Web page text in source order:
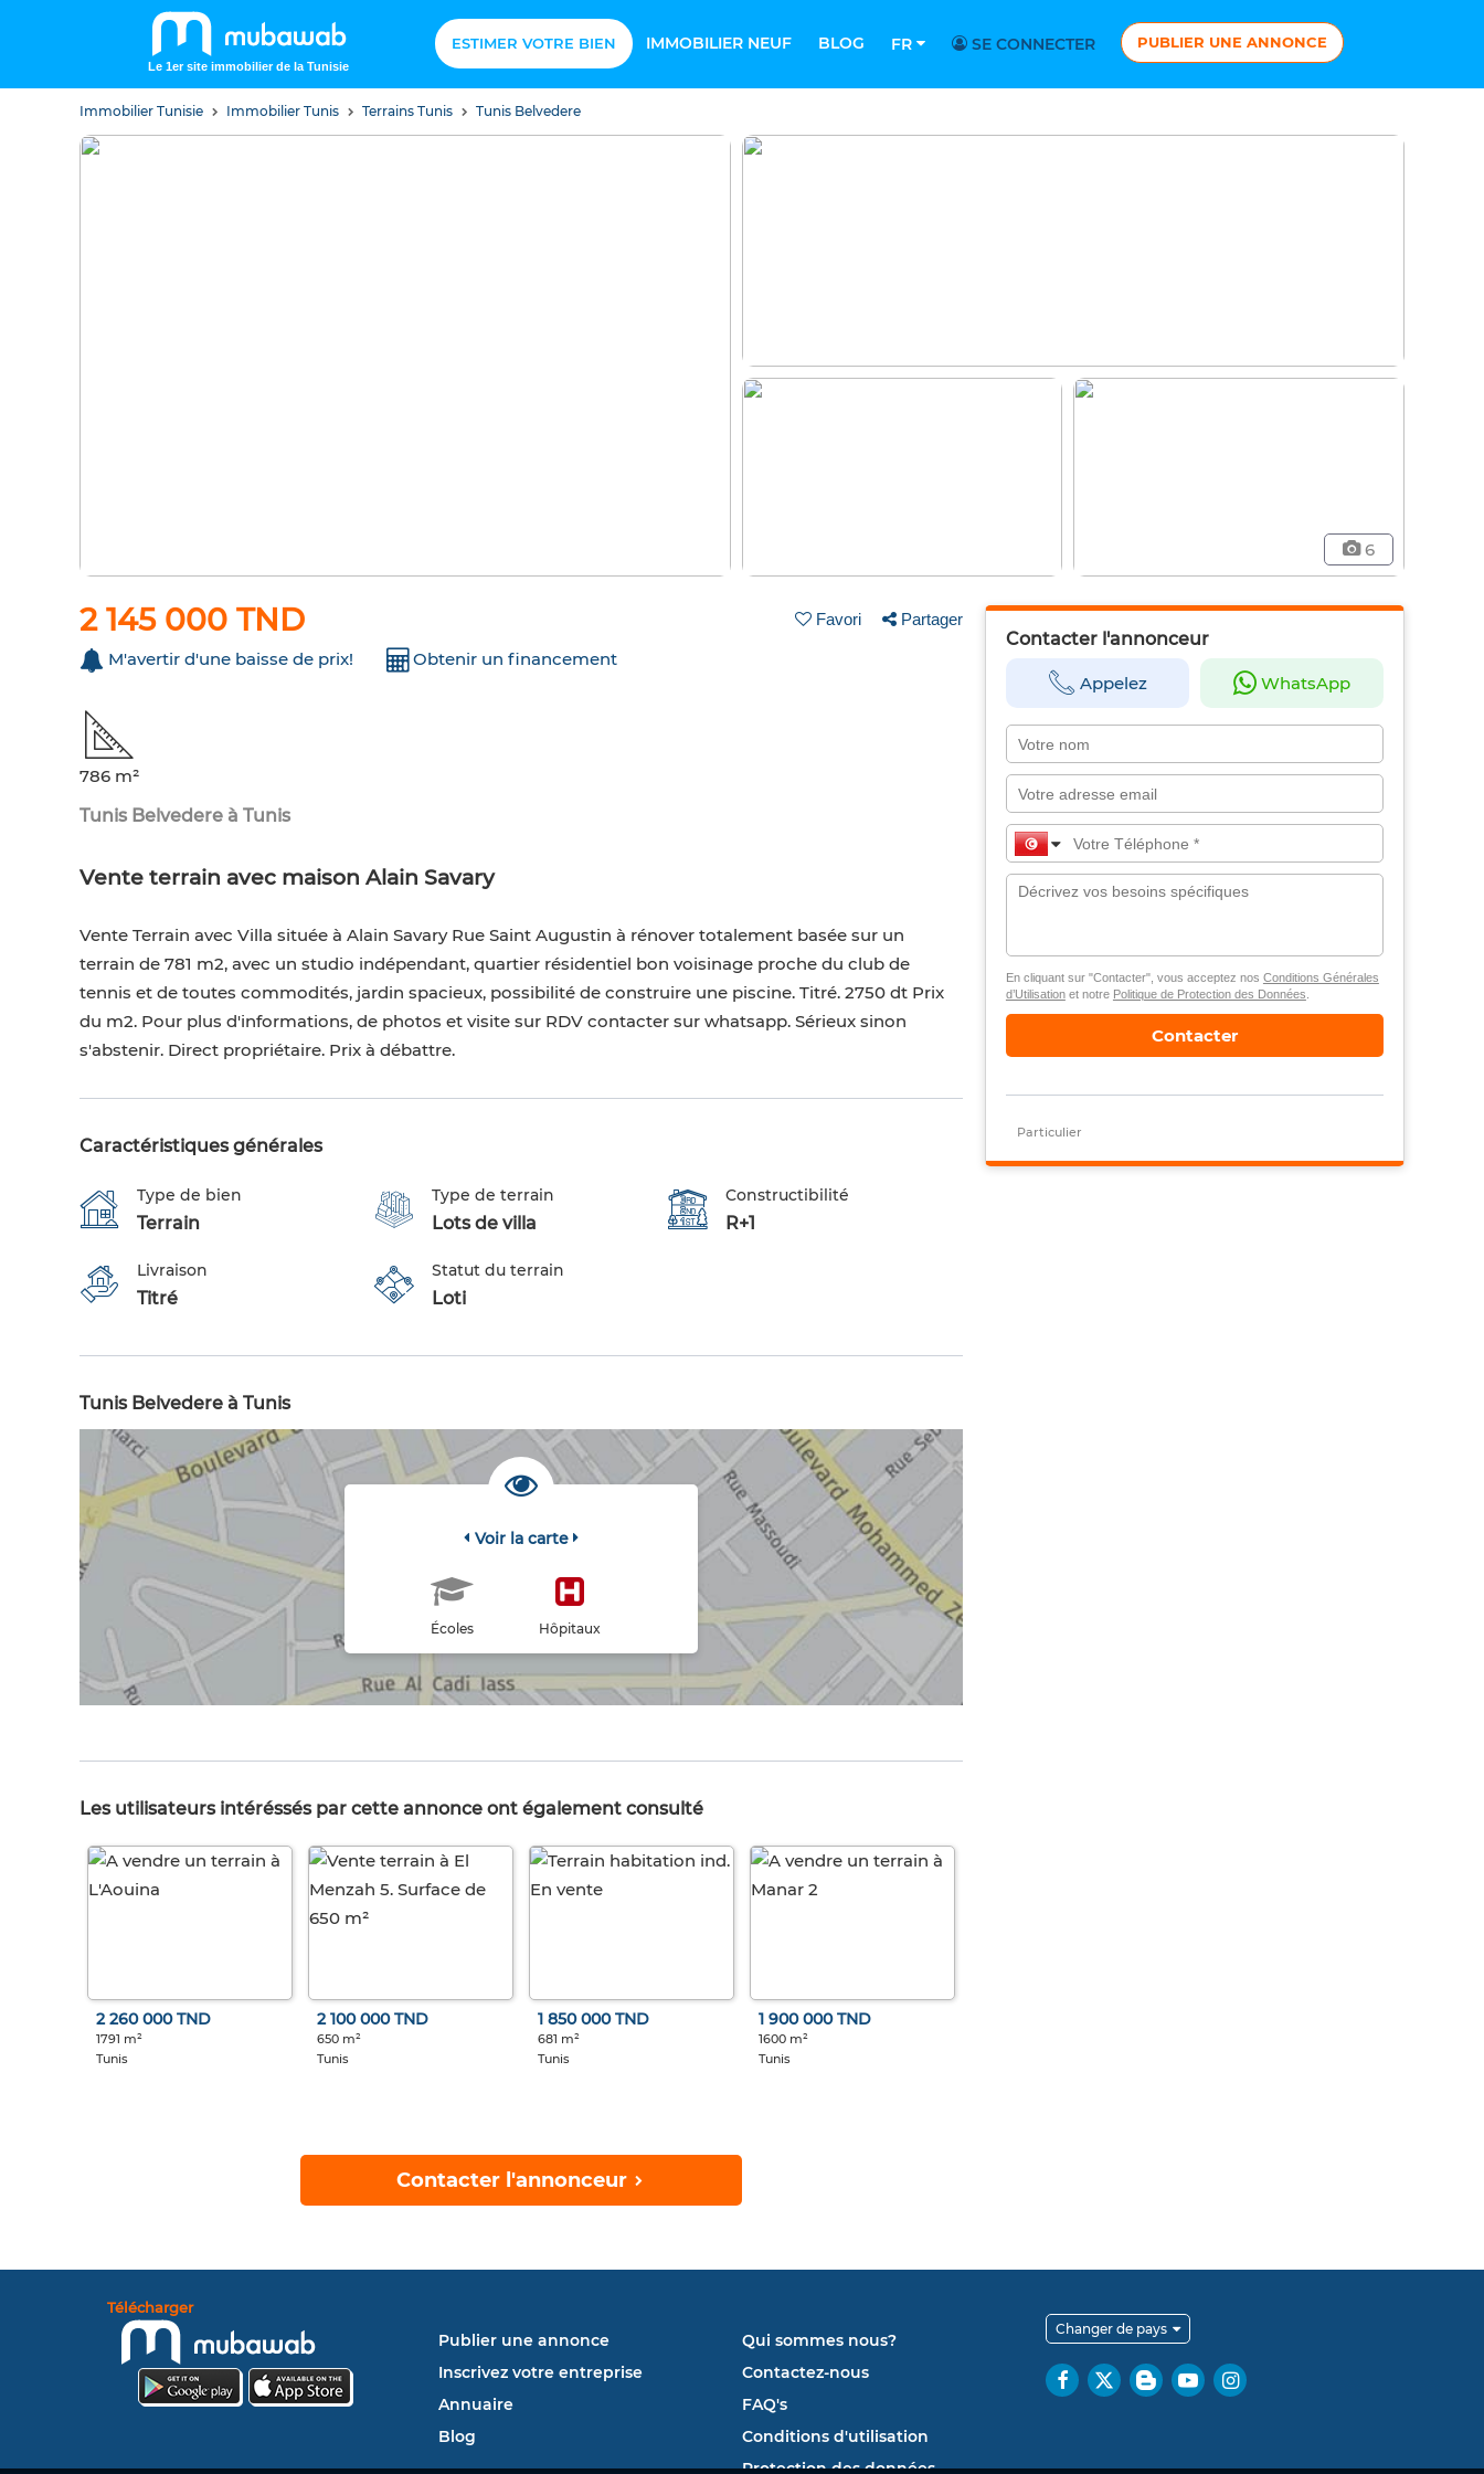
Le 1er site immobilier de la Tunisie
ESTIMER VOTRE BIEN IMMOBILIER NEUF BLOG FR SE CONNECTER PUBLIER UNE ANNONCE
Immobilier Tunisie Immobilier Tunis Terrains Tunis Tunis Belvedere
6
2 145 000 TND Favori Partager
M'avertir d'une baisse de prix! Obtenir un financement
786 m²
Tunis Belvedere à Tunis
Vente terrain avec maison Alain Savary
Vente Terrain avec Villa située à Alain Savary Rue Saint Augustin à rénover totalement basée sur un
terrain de 781 m2, avec un studio indépendant, quartier résidentiel bon voisinage proche du club de
tennis et de toutes commodités, jardin spacieux, possibilité de construire une piscine. Titré. 2750 dt Prix
du m2. Pour plus d'informations, de photos et visite sur RDV contacter sur whatsapp. Sérieux sinon
s'abstenir. Direct propriétaire. Prix à débattre.
Caractéristiques générales
Type de bien
Terrain
Type de terrain
Lots de villa
Constructibilité
R+1
Livraison
Titré
Statut du terrain
Loti
Tunis Belvedere à Tunis
Voir la carte
Écoles Hôpitaux
Les utilisateurs intéréssés par cette annonce ont également consulté
2 260 000 TND
1791 m²
Tunis
2 100 000 TND
650 m²
Tunis
1 850 000 TND
681 m²
Tunis
1 900 000 TND
1600 m²
Tunis
Contacter l'annonceur
Contacter l'annonceur
Appelez WhatsApp
En cliquant sur "Contacter", vous acceptez nos Conditions Générales
d’Utilisationet notre Politique de Protection des Données
Contacter
Particulier
Télécharger
Publier une annonce
Inscrivez votre entreprise
Annuaire
Blog
Qui sommes nous?
Contactez-nous
FAQ's
Conditions d'utilisation
Protection des données
Changer de pays